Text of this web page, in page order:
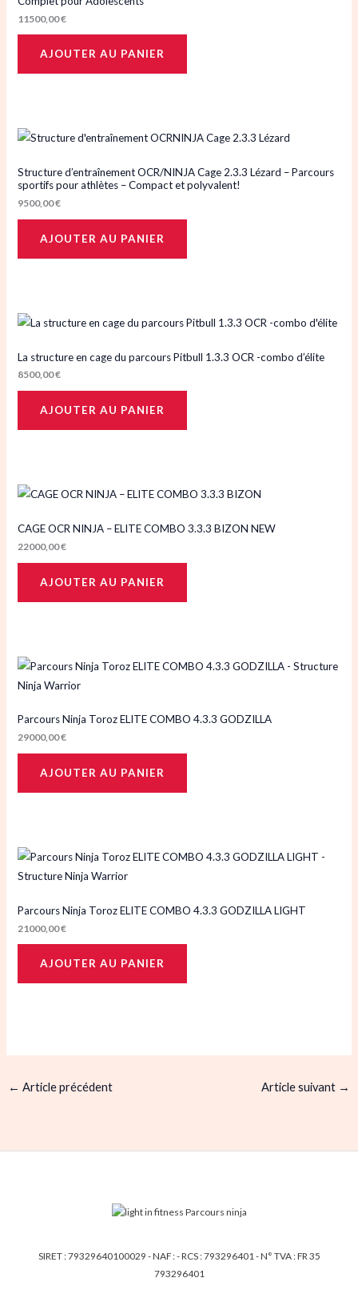
11500,00€
AJOUTER AU PANIER
Structure d’entraînement OCR/NINJA Cage 2.3.3 Lézard – Parcours
sportifs pour athlètes – Compact et polyvalent!
9500,00€
AJOUTER AU PANIER
La structure en cage du parcours Pitbull 1.3.3 OCR -combo d’élite
8500,00€
AJOUTER AU PANIER
CAGE OCR NINJA – ELITE COMBO 3.3.3 BIZON NEW
22000,00€
AJOUTER AU PANIER
Parcours Ninja Toroz ELITE COMBO 4.3.3 GODZILLA
29000,00€
AJOUTER AU PANIER
Parcours Ninja Toroz ELITE COMBO 4.3.3 GODZILLA LIGHT
21000,00€
AJOUTER AU PANIER
← Article précédent Article suivant →
SIRET : 79329640100029 - NAF : - RCS : 793296401 - N° TVA : FR 35
793296401